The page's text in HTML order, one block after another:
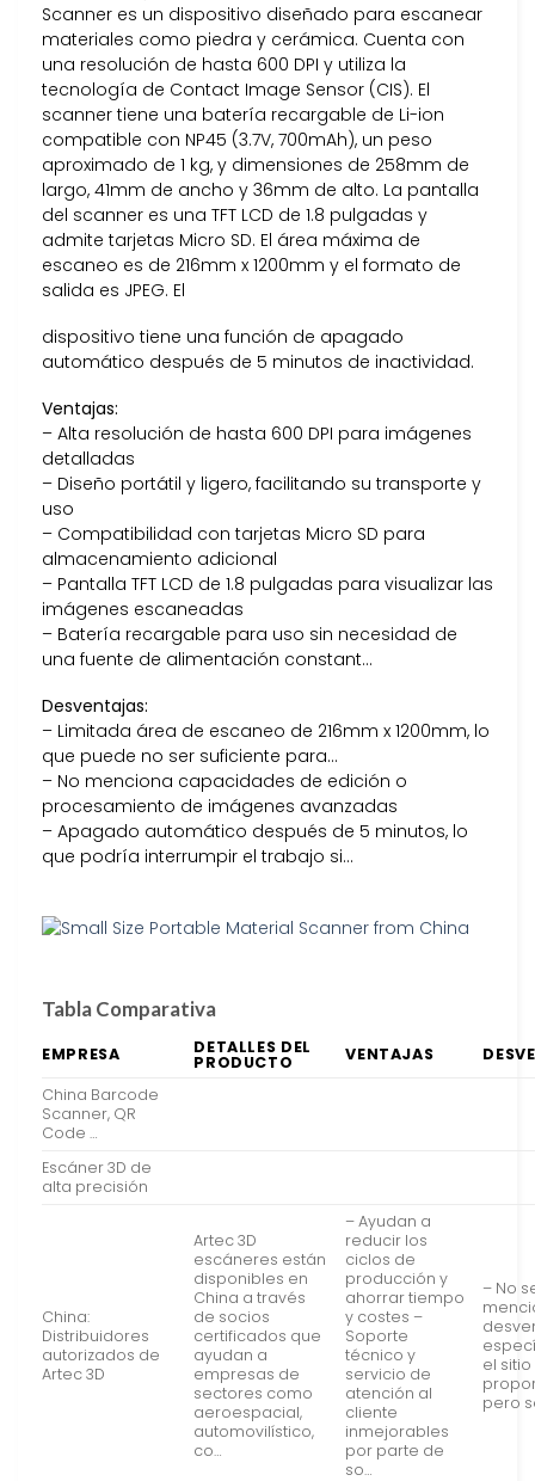
Scanner es un dispositivo diseñado para escanear
materiales como piedra y cerámica. Cuenta con
una resolución de hasta 600 DPI y utiliza la
tecnología de Contact Image Sensor (CIS). El
scanner tiene una batería recargable de Li-ion
compatible con NP45 (3.7V, 700mAh), un peso
aproximado de 1 kg, y dimensiones de 258mm de
largo, 41mm de ancho y 36mm de alto. La pantalla
del scanner es una TFT LCD de 1.8 pulgadas y
admite tarjetas Micro SD. El área máxima de
escaneo es de 216mm x 1200mm y el formato de
salida es JPEG. El
dispositivo tiene una función de apagado
automático después de 5 minutos de inactividad.
Ventajas:
– Alta resolución de hasta 600 DPI para imágenes
detalladas
– Diseño portátil y ligero, facilitando su transporte y
uso
– Compatibilidad con tarjetas Micro SD para
almacenamiento adicional
– Pantalla TFT LCD de 1.8 pulgadas para visualizar las
imágenes escaneadas
– Batería recargable para uso sin necesidad de
una fuente de alimentación constant…
Desventajas:
– Limitada área de escaneo de 216mm x 1200mm, lo
que puede no ser suficiente para…
– No menciona capacidades de edición o
procesamiento de imágenes avanzadas
– Apagado automático después de 5 minutos, lo
que podría interrumpir el trabajo si…
Tabla Comparativa
EMPRESA DETALLES DEL
PRODUCTO VENTAJAS
China Barcode
Scanner, QR
Code …
Escáner 3D de
alta precisión
China:
Distribuidores
autorizados de
Artec 3D
Artec 3D
escáneres están
disponibles en
China a través
de socios
certificados que
ayudan a
empresas de
sectores como
aeroespacial,
automovilístico,
co…
– Ayudan a
reducir los
ciclos de
producción y
ahorrar tiempo
y costes –
Soporte
técnico y
servicio de
atención al
cliente
inmejorables
por parte de
so…
– No
el
pero